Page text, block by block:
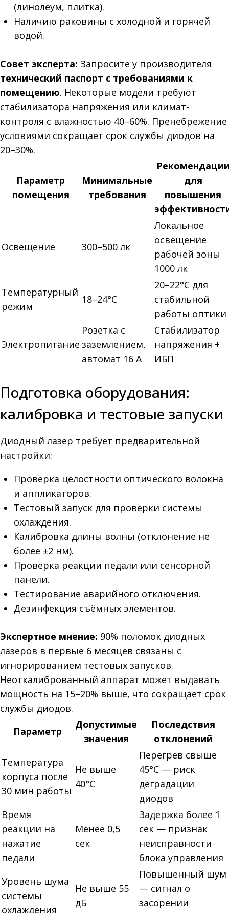
(линолеум, плитка).
Наличию раковины с холодной и горячей
водой.
Совет эксперта: Запросите у производителя
технический паспорт с требованиями к
помещению. Некоторые модели требуют
стабилизатора напряжения или климат-
контроля с влажностью 40–60%. Пренебрежение
условиями сокращает срок службы диодов на
20–30%.
Параметр
помещения
Минимальные
требования
для
повышения
Освещение 300–500 лк
Локальное
освещение
рабочей зоны
1000 лк
Температурный
режим
18–24°C
20–22°C для
стабильной
работы оптики
Электропитание
Розетка с
заземлением,
автомат 16 А
Стабилизатор
напряжения +
ИБП
Подготовка оборудования:
калибровка и тестовые запуски
Диодный лазер требует предварительной
настройки:
Проверка целостности оптического волокна
и аппликаторов.
Тестовый запуск для проверки системы
охлаждения.
Калибровка длины волны (отклонение не
более ±2 нм).
Проверка реакции педали или сенсорной
панели.
Тестирование аварийного отключения.
Дезинфекция съёмных элементов.
Экспертное мнение: 90% поломок диодных
лазеров в первые 6 месяцев связаны с
игнорированием тестовых запусков.
Неоткалиброванный аппарат может выдавать
мощность на 15–20% выше, что сокращает срок
службы диодов.
Параметр
Допустимые
значения
Последствия
отклонений
Температура
корпуса после
30 мин работы
Не выше
40°C
Перегрев свыше
45°C — риск
деградации
диодов
Время
реакции на
нажатие
педали
Менее 0,5
сек
Задержка более 1
сек — признак
неисправности
блока управления
Уровень шума
системы
охлаждения
Не выше 55
дБ
Повышенный шум
— сигнал о
засорении